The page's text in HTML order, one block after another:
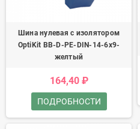
Шина нулевая с изолятором
OptiKit BB-D-PE-DIN-14-6х9-
желтый
164,40 ₽
ПОДРОБНОСТИ